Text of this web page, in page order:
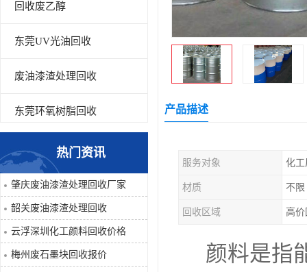
回收废乙醇
东莞UV光油回收
废油漆渣处理回收
东莞环氧树脂回收
回收废清洗剂
废液压油回收
回收工程内外墙油漆
废油漆渣处理回收
热门资讯
肇庆废油漆渣处理回收厂家
韶关废油漆渣处理回收
云浮深圳化工颜料回收价格
梅州废石墨块回收报价
产品描述
服务对象 化工
材质 不限
回收区域 高
颜料是指